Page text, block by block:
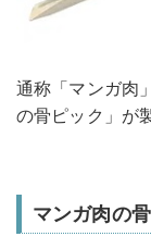
通称「マンガ肉
の骨ピック」が
マンガ肉の骨